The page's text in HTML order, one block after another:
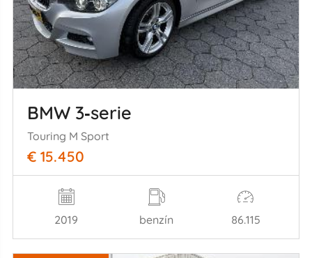
BMW 3‑serie
Touring M Sport
€ 15.450
2019 benzín 86.115